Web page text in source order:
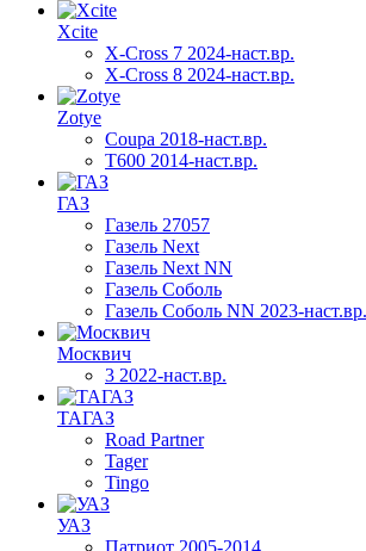
Xcite
X-Cross 7 2024-наст.вр.
X-Cross 8 2024-наст.вр.
Zotye
Coupa 2018-наст.вр.
T600 2014-наст.вр.
ГАЗ
Газель 27057
Газель Next
Газель Next NN
Газель Соболь
Газель Соболь NN 2023-наст.вр.
Москвич
3 2022-наст.вр.
ТАГАЗ
Road Partner
Tager
Tingo
УАЗ
Патриот 2005-2014